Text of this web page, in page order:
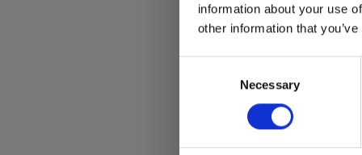
information about your use
other information that
Necessary